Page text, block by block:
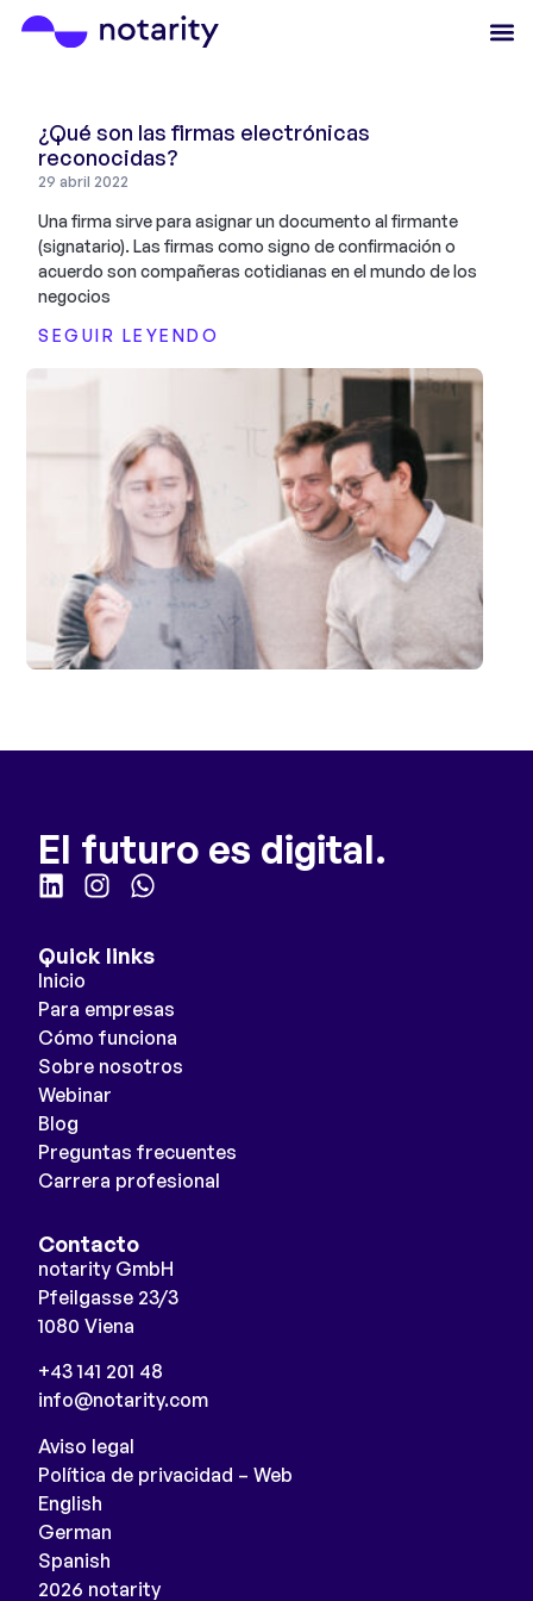
¿Qué son las firmas electrónicas
reconocidas?
29 abril 2022
Una firma sirve para asignar un documento al firmante
(signatario). Las firmas como signo de confirmación o
acuerdo son compañeras cotidianas en el mundo de los
negocios
SEGUIR LEYENDO
El futuro es digital.
Quick links
Inicio
Para empresas
Cómo funciona
Sobre nosotros
Webinar
Blog
Preguntas frecuentes
Carrera profesional
Contacto
notarity GmbH
Pfeilgasse 23/3
1080 Viena
+43 141 201 48
info@notarity.com
2026 notarity
Aviso legal
Política de privacidad – Web
English
German
Spanish